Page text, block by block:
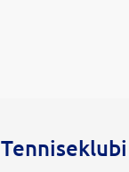
Tenniseklubi